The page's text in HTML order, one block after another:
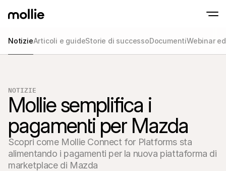
Checkout
Offri un checkout
la conversione
Pagamenti
Raccogli pagamenti
NotizieArticoli e guideStorie di successoDocumentiWebinar
NOTIZIE
Mollie semplifica i
pagamenti per Mazda
Scopri come Mollie Connect for Platforms sta
alimentando i pagamenti per la nuova piattaforma di
marketplace di Mazda